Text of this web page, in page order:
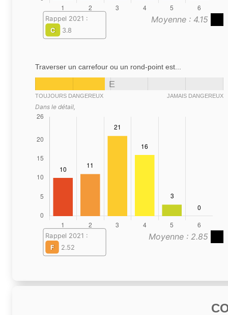
Moyenne : 4.15
Rappel 2021 :
C
3.8
Traverser un carrefour ou un rond-point est...
E
TOUJOURS DANGEREUX JAMAIS DANGEREUX
Dans le détail,
Moyenne : 2.85
Rappel 2021 :
F
2.52